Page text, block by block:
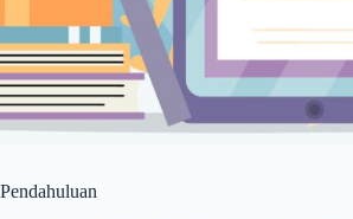
Pendahuluan